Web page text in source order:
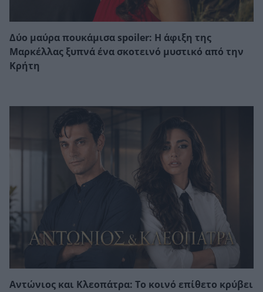
Δύο μαύρα πουκάμισα spoiler: Η άφιξη της
Μαρκέλλας ξυπνά ένα σκοτεινό μυστικό από την
Κρήτη
Αντώνιος και Κλεοπάτρα: Το κοινό επίθετο κρύβει